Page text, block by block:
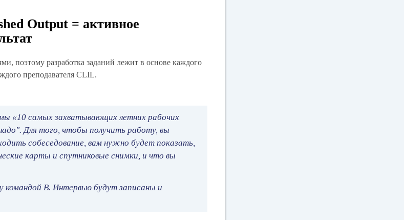
Output = активное
поэтому разработка заданий лежит в основе каждого
преподавателя CLIL.
«10 самых захватывающих летних рабочих
Для того, чтобы получить работу, вы
собеседование, вам нужно будет показать,
карты и спутниковые снимки, и что вы
командой В. Интервью будут записаны и